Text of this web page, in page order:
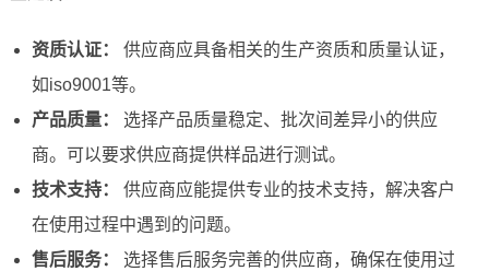
资质认证：
供应商应具备相关的生产资质和质量认证，
如iso9001等。
产品质量：
选择产品质量稳定、批次间差异小的供应
商。可以要求供应商提供样品进行测试。
技术支持：
供应商应能提供专业的技术支持，解决客户
在使用过程中遇到的问题。
售后服务：
选择售后服务完善的供应商，确保在使用过